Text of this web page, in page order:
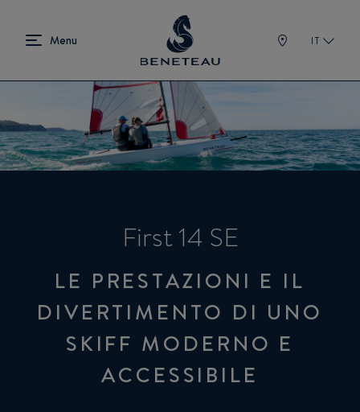
IT
First 14 SE
LE PRESTAZIONI E IL
DIVERTIMENTO DI UNO
SKIFF MODERNO E
ACCESSIBILE